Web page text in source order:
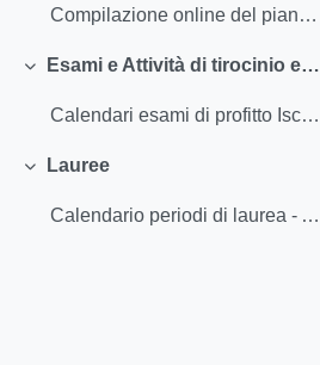
Compilazione online del piano degli studi - ISTRUZ...
Minimizza
Esami e Attività di tirocinio e di laboratorio
Calendari esami di profitto Iscriversi agli esam...
Minimizza
Lauree
Calendario periodi di laurea - AA 2021-2022 Cr...